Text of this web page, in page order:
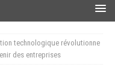
technologique révolutionne
des entreprises